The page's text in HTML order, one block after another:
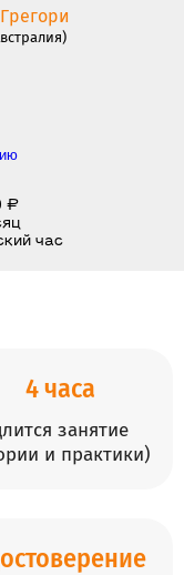
₽
час
4 часа
занятие
и практики)